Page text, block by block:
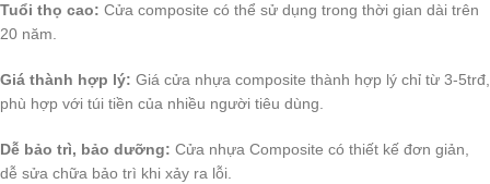
Tuổi thọ cao: Cửa composite có thể sử dụng trong thời gian dài trên
20 năm.
Giá thành hợp lý: Giá cửa nhựa composite thành hợp lý chỉ từ 3-5trđ,
phù hợp với túi tiền của nhiều người tiêu dùng.
Dễ bảo trì, bảo dưỡng: Cửa nhựa Composite có thiết kế đơn giản,
dễ sửa chữa bảo trì khi xảy ra lỗi.